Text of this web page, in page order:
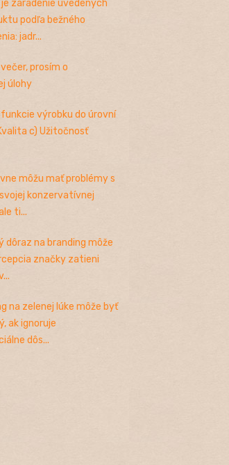
je zaradenie uvedených
podľa bežného
jadr...
prosím o
úlohy
výrobku do úrovní
c) Užitočnosť
môžu mať problémy s
konzervatívnej
ti...
dôraz na branding môže
značky zatieni
na zelenej lúke môže byť
ak ignoruje
dôs...